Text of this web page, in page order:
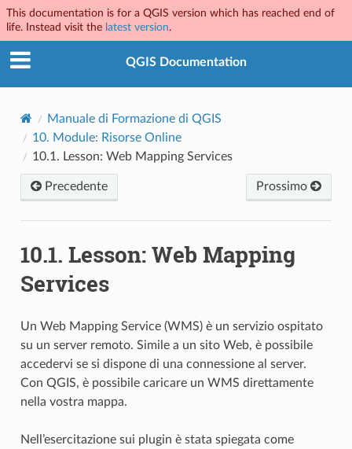
This documentation is for a QGIS version which has reached end of
life. Instead visit the latest version.
QGIS Documentation
Manuale di Formazione di QGIS
10. Module: Risorse Online
10.1. Lesson: Web Mapping Services
Precedente Prossimo
10.1. Lesson: Web Mapping
Services
Un Web Mapping Service (WMS) è un servizio ospitato
su un server remoto. Simile a un sito Web, è possibile
accedervi se si dispone di una connessione al server.
Con QGIS, è possibile caricare un WMS direttamente
nella vostra mappa.
Nell’esercitazione sui plugin è stata spiegata come